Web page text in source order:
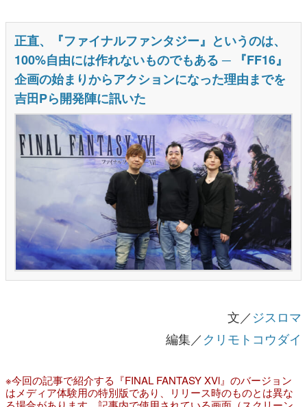
文／ジスロマ
編集／クリモトコウダイ
※今回の記事で紹介する『FINAL FANTASY XVl』のバージョン
はメディア体験用の特別版であり、リリース時のものとは異な